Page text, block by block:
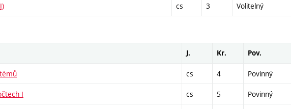
cs 3 Volitelný
J. Kr. Pov.
cs 4 Povinný
I cs 5 Povinný